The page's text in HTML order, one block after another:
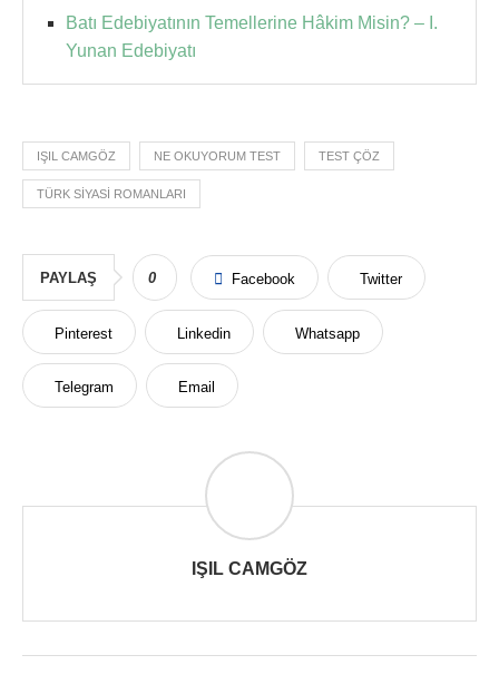
Batı Edebiyatının Temellerine Hâkim Misin? – I.
Yunan Edebiyatı
IŞIL CAMGÖZ NE OKUYORUM TEST TEST ÇÖZ
TÜRK SIYASI ROMANLARI
PAYLAŞ 0 Facebook Twitter
Pinterest Linkedin Whatsapp
Telegram Email
IŞIL CAMGÖZ